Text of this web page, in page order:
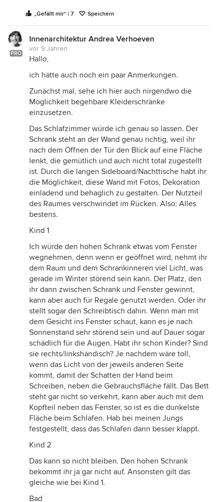
„Gefällt mir“ | 7 Speichern
PRO
Innenarchitektur Andrea Verhoeven
vor 9 Jahren
Hallo,
ich hätte auch noch ein paar Anmerkungen.
Zunächst mal, sehe ich hier auch nirgendwo die
Möglichkeit begehbare Kleiderschränke
einzusetzen.
Das Schlafzimmer würde ich genau so lassen. Der
Schrank steht an der Wand genau richtig, weil ihr
nach dem Öffnen der Tür den Blick auf eine Fläche
lenkt, die gemütlich und auch nicht total zugestellt
ist. Durch die langen Sideboard/Nachttische habt ihr
die Möglichkeit, diese Wand mit Fotos, Dekoration
einladend und behaglich zu gestalten. Der Nutzteil
des Raumes verschwindet im Rücken. Also: Alles
bestens.
Kind 1
Ich würde den hohen Schrank etwas vom Fenster
wegnehmen, denn wenn er geöffnet wird, nehmt ihr
dem Raum und dem Schrankinneren viel Licht, was
gerade im Winter störend sein kann. Der Platz, den
ihr dann zwischen Schrank und Fenster gewinnt,
kann aber auch für Regale genutzt werden. Oder ihr
stellt sogar den Schreibtisch dahin. Wenn man mit
dem Gesicht ins Fenster schaut, kann es je nach
Sonnenstand sehr störend sein und auf Dauer sogar
schädlich für die Augen. Habt ihr schon Kinder? Sind
sie rechts/linkshändisch? Je nachdem wäre toll,
wenn das Licht von der jeweils anderen Seite
kommt, damit der Schatten der Hand beim
Schreiben, neben die Gebrauchsfläche fällt. Das Bett
steht gar nicht so verkehrt, kann aber auch mit dem
Kopfteil neben das Fenster, so ist es die dunkelste
Fläche beim Schlafen. Hab bei meinen Jungs
festgestellt, dass das Schlafen dann besser klappt.
Kind 2
Das kann so nicht bleiben. Den hohen Schrank
bekommt ihr ja gar nicht auf. Ansonsten gilt das
gleiche wie bei Kind 1.
Bad